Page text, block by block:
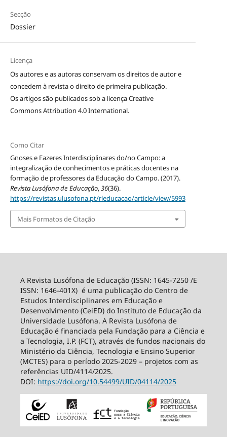
Secção
Dossier
Licença
Os autores e as autoras conservam os direitos de autor e
concedem à revista o direito de primeira publicação.
Os artigos são publicados sob a licençaCreative
Commons Attribution 4.0 International.
Como Citar
Gnoses e Fazeres Interdisciplinares do/no Campo: a
integralização de conhecimentos e práticas docentes na
formação de professores da Educação do Campo. (2017).
Revista Lusófona de Educação,36(36).
https://revistas.ulusofona.pt/rleducacao/article/view/5993
Mais Formatos de Citação
A Revista Lusófona de Educação (ISSN: 1645-7250 /E
ISSN: 1646-401X) é uma publicação do Centro de
Estudos Interdisciplinares em Educação e
Desenvolvimento (CeiED) do Instituto de Educação da
Universidade Lusófona. A Revista Lusófona de
Educação é financiada pela Fundação para a Ciência e
a Tecnologia, I.P. (FCT), através de fundos nacionais do
Ministério da Ciência, Tecnologia e Ensino Superior
(MCTES) para o período 2025-2029 – projetos com as
referências UID/4114/2025.
DOI: https://doi.org/10.54499/UID/04114/2025